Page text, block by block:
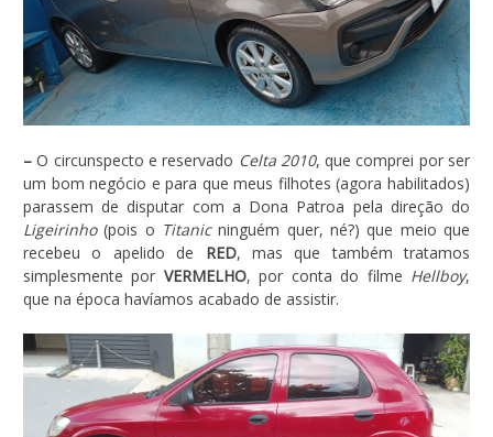
– O circunspecto e reservado Celta 2010, que comprei por ser
um bom negócio e para que meus filhotes (agora habilitados)
parassem de disputar com a Dona Patroa pela direção do
Ligeirinho(pois o Titanicninguém quer, né?) que meio que
recebeu o apelido de RED, mas que também tratamos
simplesmente por VERMELHO, por conta do filme Hellboy,
que na época havíamos acabado de assistir.